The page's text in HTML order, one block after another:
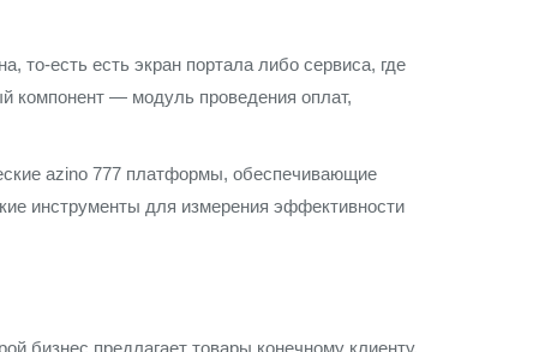
есть есть экран портала либо сервиса, где
компонент — модуль проведения оплат,
azino 777 платформы, обеспечивающие
инструменты для измерения эффективности
бизнес предлагает товары конечному клиенту.